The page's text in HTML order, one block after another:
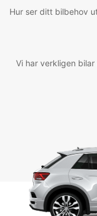
Hur ser ditt bilbehov
Vi har verkligen